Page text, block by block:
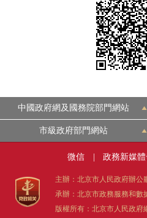
中國政府網及國務院部門網站
市級政府部門網站
微信 政務新媒
主辦：北京市人民政府辦公
承辦：北京市政務服務和數
版權所有：北京市人民政府